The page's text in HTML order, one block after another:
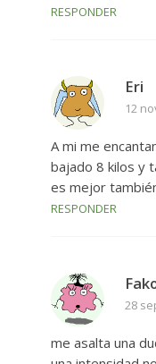
RESPONDER
Eri
12
A mi me
bajado 8 kilos y
es mejor
RESPONDER
28
me asalta una